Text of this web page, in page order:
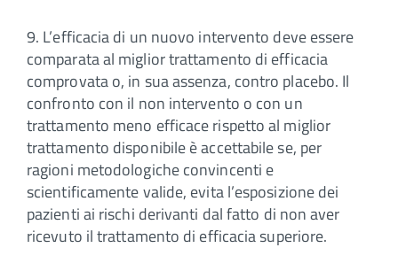
9. L’efficacia di un nuovo intervento deve essere
comparata al miglior trattamento di efficacia
comprovata o, in sua assenza, contro placebo. Il
confronto con il non intervento o con un
trattamento meno efficace rispetto al miglior
trattamento disponibile è accettabile se, per
ragioni metodologiche convincenti e
scientificamente valide, evita l’esposizione dei
pazienti ai rischi derivanti dal fatto di non aver
ricevuto il trattamento di efficacia superiore.